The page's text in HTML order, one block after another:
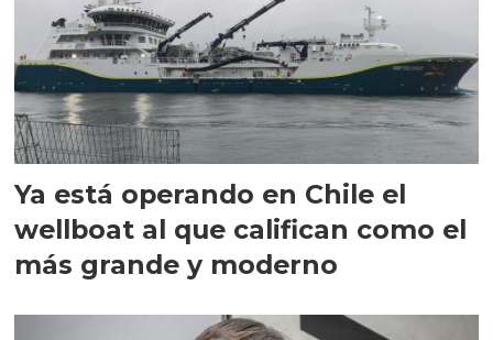
Ya está operando en Chile el
wellboat al que califican como el
más grande y moderno